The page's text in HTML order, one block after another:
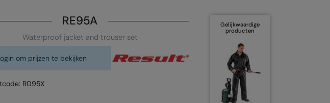
RE95A
Waterproof jacket and trouser set
om prijzen te bekijken
R095X
Gelijkwaardige
producten